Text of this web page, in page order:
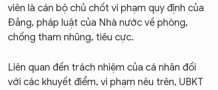
viên là cán bộ chủ chốt vi phạm quy định của
Đảng, pháp luật của Nhà nước về phòng,
chống tham nhũng, tiêu cực.
Liên quan đến trách nhiệm của cá nhân đối
với các khuyết điểm, vi phạm nêu trên, UBKT